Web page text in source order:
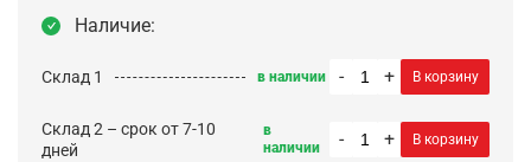
Наличие:
Склад 1 в наличии - + В корзину
Склад 2 – срок от 7-10
дней
в
наличии
- + В корзину